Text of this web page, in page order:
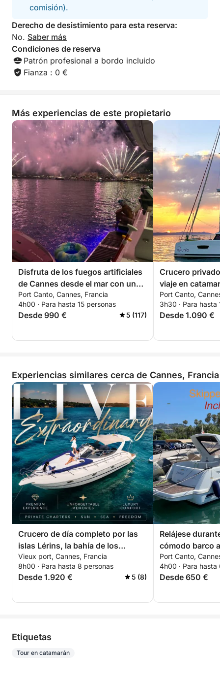
comisión).
Derecho de desistimiento para esta reserva:
No. Saber más
Condiciones de reserva
Patrón profesional a bordo incluido
Fianza : 0 €
Más experiencias de este propietario
Disfruta de los fuegos artificiales
de Cannes desde el mar con un
barco privado de alquiler.
Port Canto, Cannes, Francia
4h00 · Para hasta 15 personas
Desde 990 € 5 (117)
Crucero
viaje en
las estrellas
Port Canto,
3h30 · Para hasta
Desde 1.090 €
Experiencias similares cerca de Cannes, Francia
Crucero de día completo por las
islas Lérins, la bahía de los
multimillonarios y Théoule-sur-
Mer
Vieux port, Cannes, Francia
8h00 · Para hasta 8 personas
Desde 1.920 € 5 (8)
Relájese
cómodo barco
islas Lérins.
para parejas!
Port Canto,
4h00 · Para hasta
Desde 650 €
Etiquetas
Tour en catamarán